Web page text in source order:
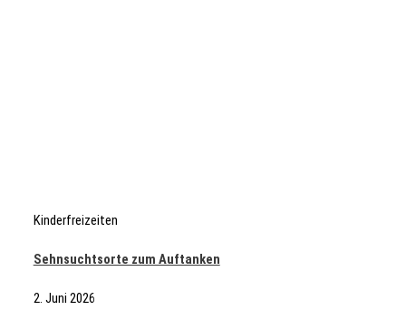
Kinderfreizeiten
Sehnsuchtsorte zum Auftanken
2. Juni 2026